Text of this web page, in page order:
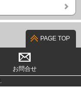
PAGE TOP
お問合せ